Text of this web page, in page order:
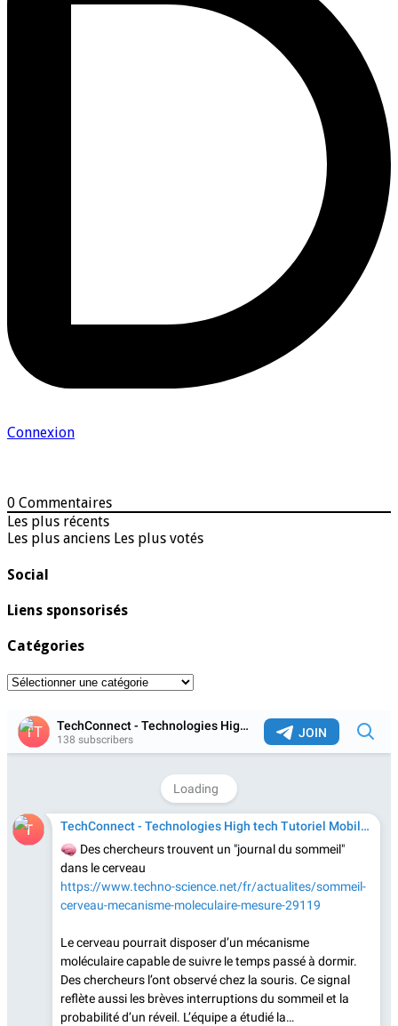
Connexion
0 Commentaires
Les plus récents
Les plus anciens Les plus votés
Social
Liens sponsorisés
Catégories
Catégories